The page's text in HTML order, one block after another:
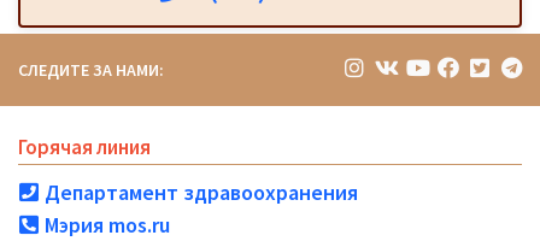
СЛЕДИТЕ ЗА НАМИ:
Горячая линия
Департамент здравоохранения
Мэрия mos.ru